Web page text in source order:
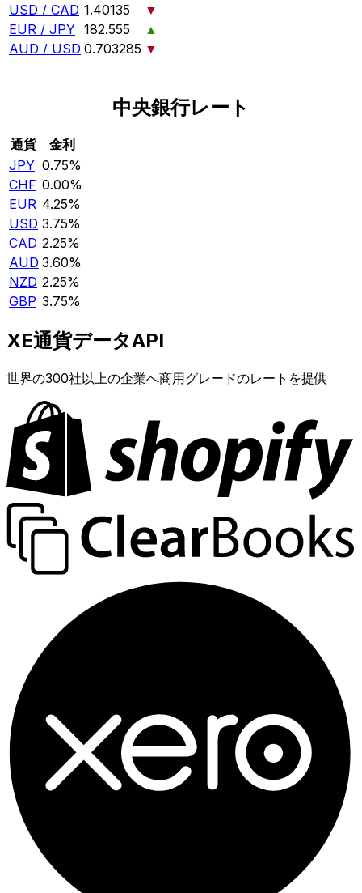
USD / CAD 1.40135
▼
EUR / JPY 182.555
▲
AUD / USD 0.703285 ▼
中央銀行レート
通貨
金利
JPY 0.75%
CHF 0.00%
EUR 4.25%
USD 3.75%
CAD 2.25%
AUD 3.60%
NZD 2.25%
GBP 3.75%
XE通貨データAPI
世界の300社以上の企業へ商用グレードのレートを提供